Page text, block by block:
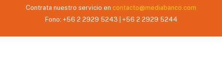
Contrata nuestro servicio en contacto@mediabanco.com
Fono: +56 2 2929 5243 | +56 2 2929 5244